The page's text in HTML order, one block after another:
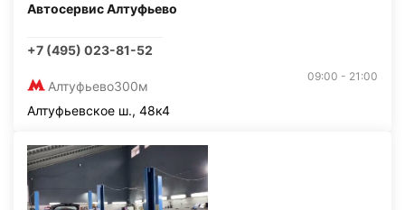
Автосервис Алтуфьево
+7 (495) 023-81-52
Алтуфьево300м
09:00 - 21:00
Алтуфьевское ш., 48к4